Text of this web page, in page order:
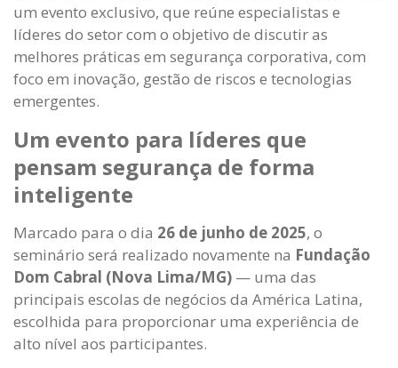
um evento exclusivo, que reúne especialistas e
líderes do setor com o objetivo de discutir as
melhores práticas em segurança corporativa, com
foco em inovação, gestão de riscos e tecnologias
emergentes.
Um evento para líderes que
pensam segurança de forma
inteligente
Marcado para o dia 26 de junho de 2025, o
seminário será realizado novamente na Fundação
Dom Cabral (Nova Lima/MG) — uma das
principais escolas de negócios da América Latina,
escolhida para proporcionar uma experiência de
alto nível aos participantes.